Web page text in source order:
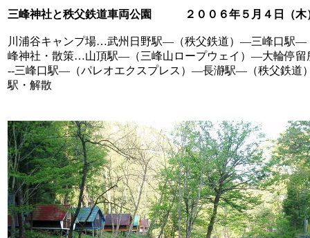
三峰神社と秩父鉄道車両公園 ２００６年５月４日（木
川浦谷キャンプ場…武州日野駅―（秩父鉄道）―三峰口駅
峰神社・散策…山頂駅―（三峰山ロープウェイ）―大輪停
--三峰口駅―（パレオエクスプレス）―長瀞駅―（秩父鉄
駅・解散